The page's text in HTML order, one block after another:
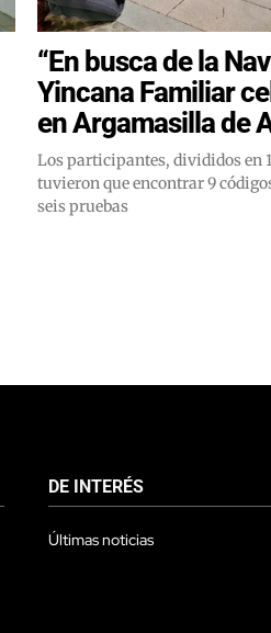
“En busca de la
Yincana Familiar
en Argamasilla de
Los participantes, divididos en
tuvieron que encontrar 9
seis pruebas
DE INTERÉS
Últimas noticias